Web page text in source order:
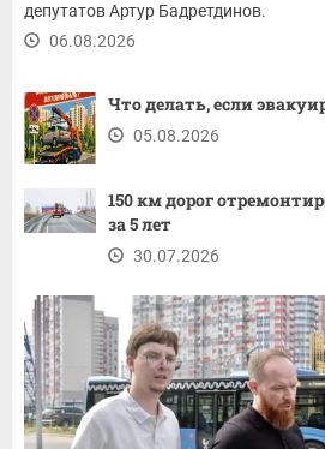
депутатов Артур Бадретдинов.
06.08.2026
Что делать, если
05.08.2026
150 км дорог
за 5 лет
30.07.2026